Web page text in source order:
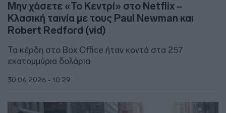
Μην χάσετε «Το Κεντρί» στο Netflix –
Κλασική ταινία με τους Paul Newman και
Robert Redford (vid)
Τα κέρδη στο Box Office ήταν κοντά στα 257
εκατομμύρια δολάρια
30.04.2026 - 10:29